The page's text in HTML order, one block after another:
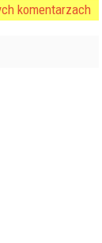
komentarzach